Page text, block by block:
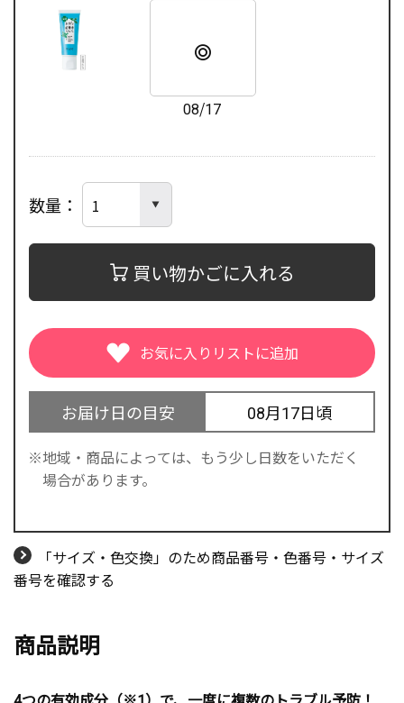
08/17
数量
買い物かごに入れる
お届け日の目安 08月17日頃
地域・商品によっては、もう少し日数をいただく
場合があります。
「サイズ・色交換」のため商品番号・色番号・サイズ
番号を確認する
商品説明